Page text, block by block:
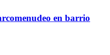
en barrio